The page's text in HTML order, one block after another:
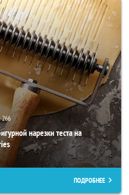
266
нарезки теста на
ПОДРОБНЕЕ